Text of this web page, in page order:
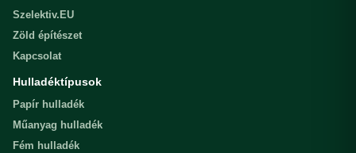
Szelektiv.EU
Zöld építészet
Kapcsolat
Hulladéktípusok
Papír hulladék
Műanyag hulladék
Fém hulladék